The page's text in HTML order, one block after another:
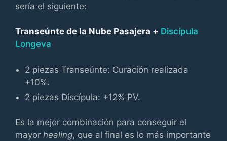
sería el siguiente:
Transeúnte de la Nube Pasajera + Discípula
Longeva
2 piezas Transeúnte: Curación realizada
+10%.
2 piezas Discípula: +12% PV.
Es la mejor combinación para conseguir el
mayor healing, que al final es lo más importante